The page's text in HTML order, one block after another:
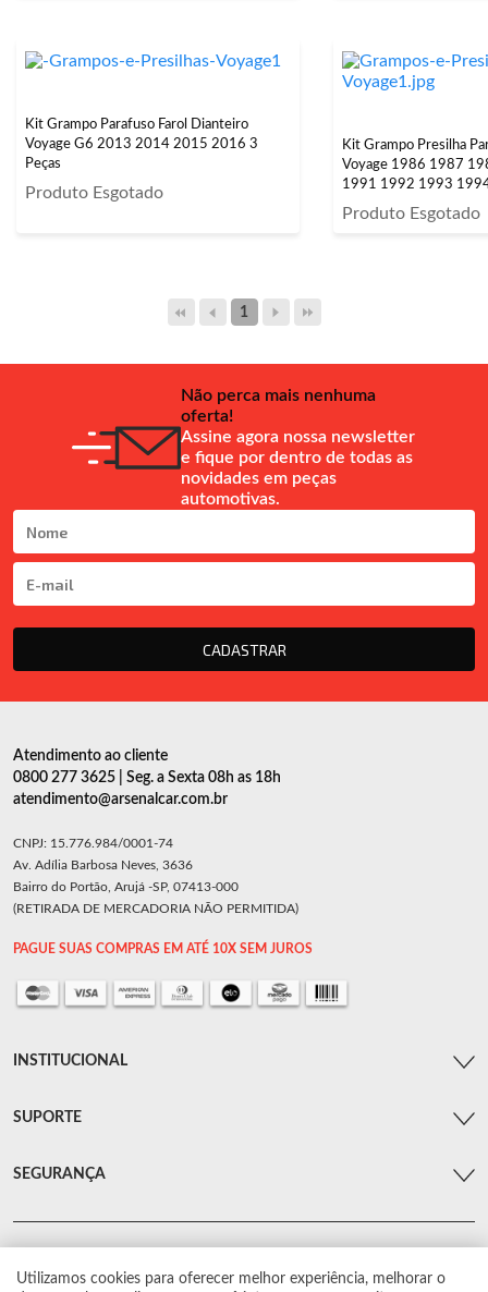
Kit Grampo Parafuso Farol Dianteiro
Voyage G6 2013 2014 2015 2016 3
Peças
Produto Esgotado
Kit Grampo Presilha
Voyage 1986 1987
1991 1992 1993
18 Peças
Produto Esgotado
1
Não perca mais nenhuma
oferta!
Assine agora nossa newsletter
e fique por dentro de todas as
novidades em peças
automotivas.
CADASTRAR
Utilizamos cookies para oferecer melhor experiência, melhorar o
Atendimento ao cliente
0800 277 3625 | Seg. a Sexta 08h as 18h
atendimento@arsenalcar.com.br
CNPJ: 15.776.984/0001-74
Av. Adília Barbosa Neves, 3636
Bairro do Portão, Arujá -SP, 07413-000
(RETIRADA DE MERCADORIA NÃO PERMITIDA)
PAGUE SUAS COMPRAS EM ATÉ 10X SEM JUROS
INSTITUCIONAL
SUPORTE
SEGURANÇA